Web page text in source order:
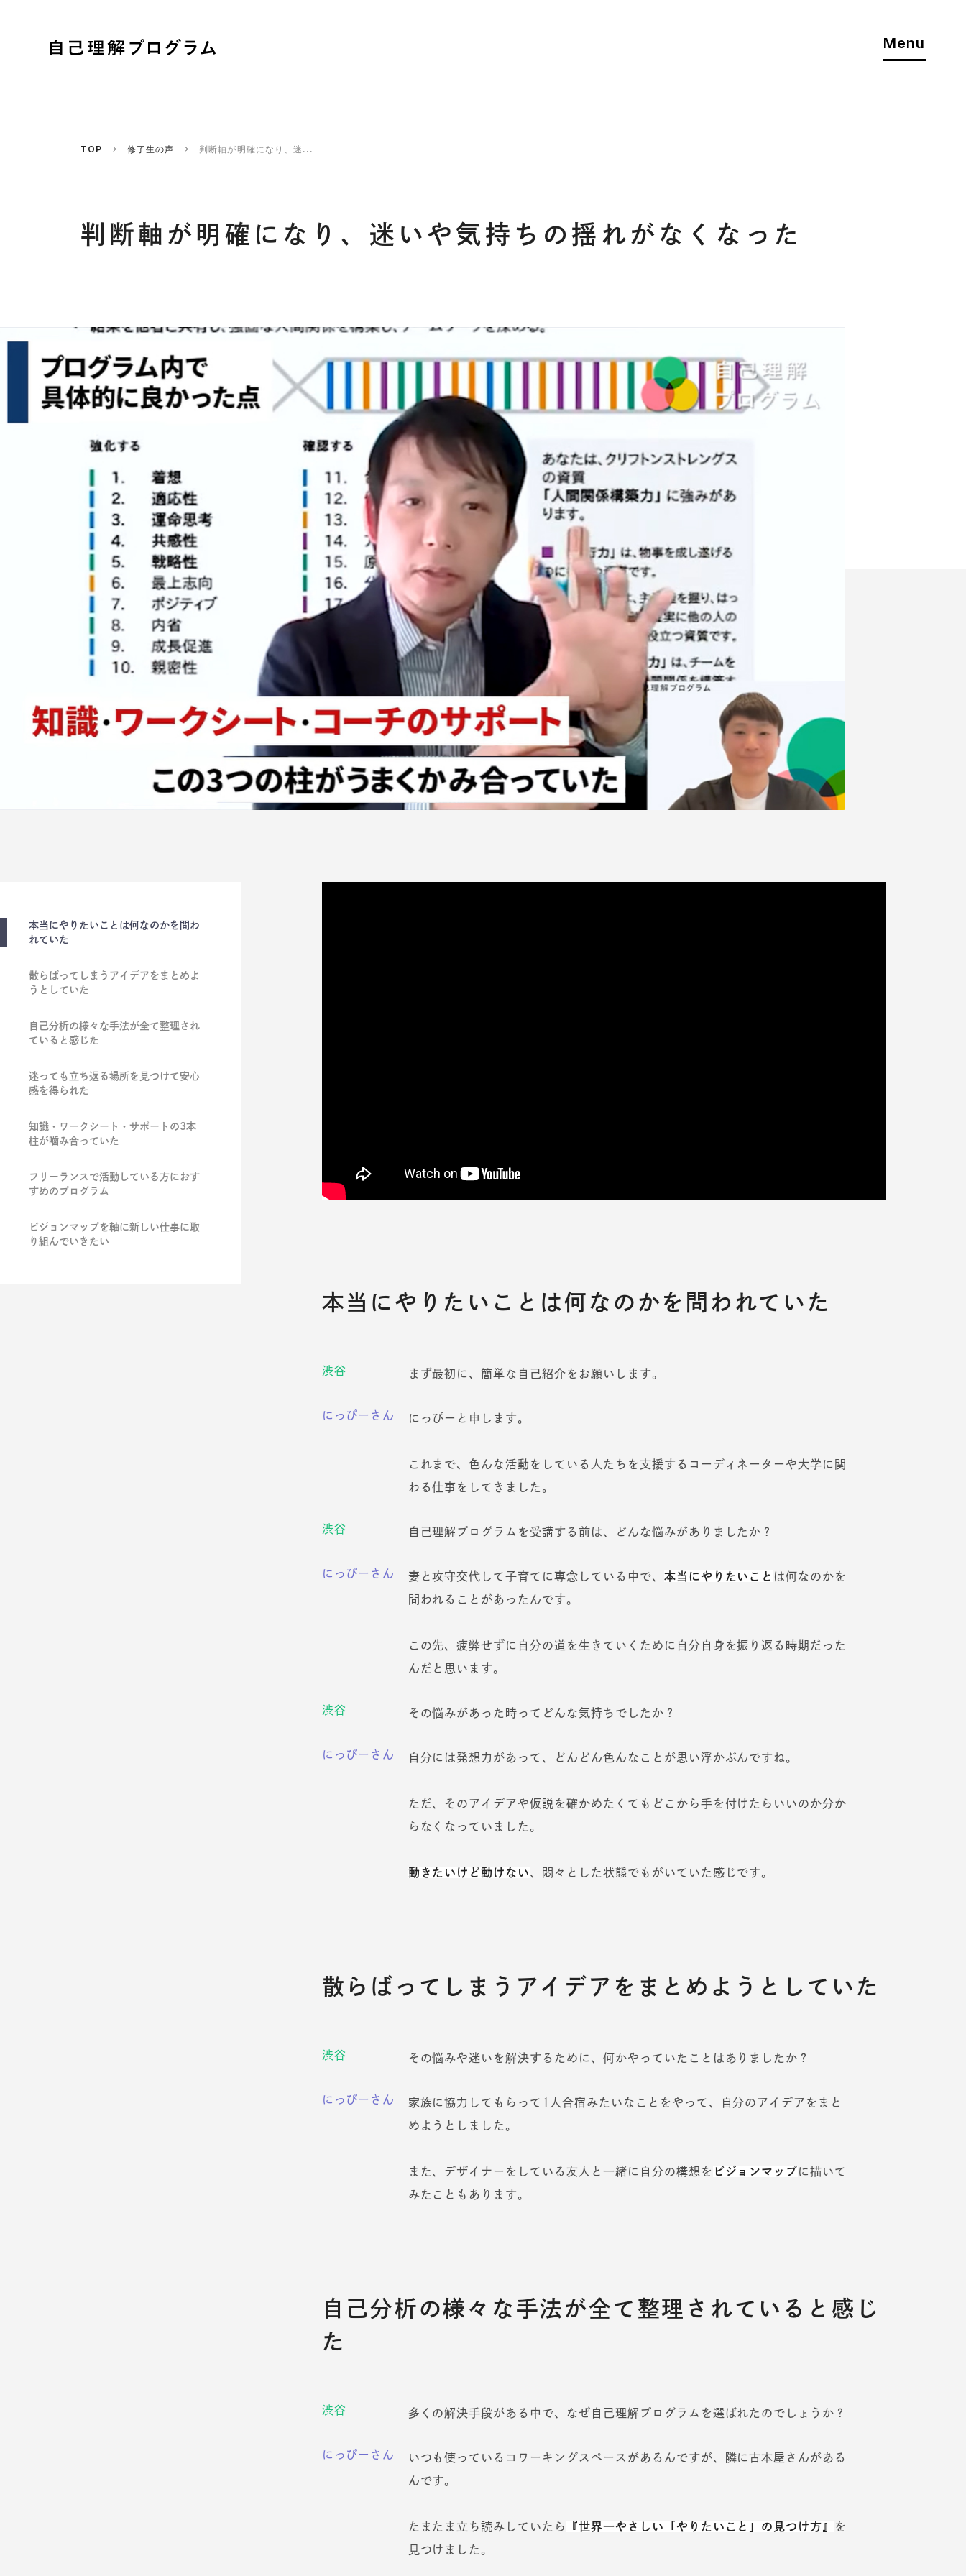
Menu
TOP 修了生の声 判断軸が明確になり、迷...
判断軸が明確になり、迷いや気持ちの揺れがなくなった
本当にやりたいことは何なのかを問わ
れていた
散らばってしまうアイデアをまとめよ
うとしていた
自己分析の様々な手法が全て整理され
ていると感じた
迷っても立ち返る場所を見つけて安心
感を得られた
知識・ワークシート・サポートの3本
柱が噛み合っていた
フリーランスで活動している方におす
すめのプログラム
ビジョンマップを軸に新しい仕事に取
り組んでいきたい
本当にやりたいことは何なのかを問われていた
渋谷 まず最初に、簡単な自己紹介をお願いします。
にっぴーさん にっぴーと申します。
これまで、色んな活動をしている人たちを支援するコーディネーターや大学に関
わる仕事をしてきました。
渋谷 自己理解プログラムを受講する前は、どんな悩みがありましたか？
にっぴーさん 妻と攻守交代して子育てに専念している中で、 本当にやりたいこと は何なのかを
問われることがあったんです。
この先、疲弊せずに自分の道を生きていくために自分自身を振り返る時期だった
んだと思います。
渋谷 その悩みがあった時ってどんな気持ちでしたか？
にっぴーさん 自分には発想力があって、どんどん色んなことが思い浮かぶんですね。
ただ、そのアイデアや仮説を確かめたくてもどこから手を付けたらいいのか分か
らなくなっていました。
動きたいけど動けない、悶々とした状態でもがいていた感じです。
散らばってしまうアイデアをまとめようとしていた
渋谷 その悩みや迷いを解決するために、何かやっていたことはありましたか？
にっぴーさん
家族に協力してもらって1人合宿みたいなことをやって、自分のアイデアをまと
めようとしました。
また、デザイナーをしている友人と一緒に自分の構想を ビジョンマップに描いて
みたこともあります。
自己分析の様々な手法が全て整理されていると感じ
た
渋谷 多くの解決手段がある中で、なぜ自己理解プログラムを選ばれたのでしょうか？
にっぴーさん
いつも使っているコワーキングスペースがあるんですが、隣に古本屋さんがある
んです。
たまたま立ち読みしていたら 『世界一やさしい「やりたいこと」の見つけ方』
を
見つけました。